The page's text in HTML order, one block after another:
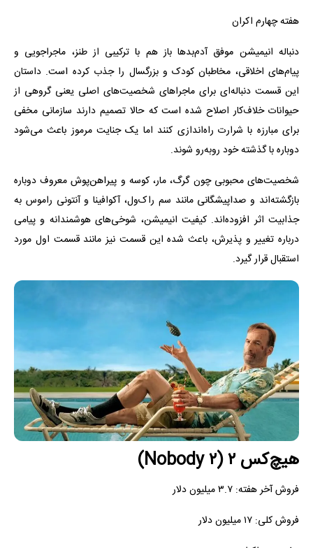
هفته چهارم اکران
دنباله انیمیشن موفق آدم‌بدها باز هم با ترکیبی از طنز، ماجراجویی و
پیام‌های اخلاقی، مخاطبان کودک و بزرگسال را جذب کرده است. داستان
این قسمت دنباله‌ای برای ماجراهای شخصیت‌های اصلی یعنی گروهی از
حیوانات خلاف‌کار اصلاح شده است که حالا تصمیم دارند سازمانی مخفی
برای مبارزه با شرارت راه‌اندازی کنند اما یک جنایت مرموز باعث می‌شود
دوباره با گذشته خود روبه‌رو شوند.
شخصیت‌های محبوبی چون گرگ، مار، کوسه و پیراهن‌پوش معروف دوباره
بازگشته‌اند و صداپیشگانی مانند سم راک‌ول، آکوافینا و آنتونی راموس به
جذابیت اثر افزوده‌اند. کیفیت انیمیشن، شوخی‌های هوشمندانه و پیامی
درباره تغییر و پذیرش، باعث شده این قسمت نیز مانند قسمت اول مورد
استقبال قرار گیرد.
هیچ‌کس ۲ (Nobody ۲)
فروش آخر هفته: ۳.۷ میلیون دلار
فروش کلی: ۱۷ میلیون دلار